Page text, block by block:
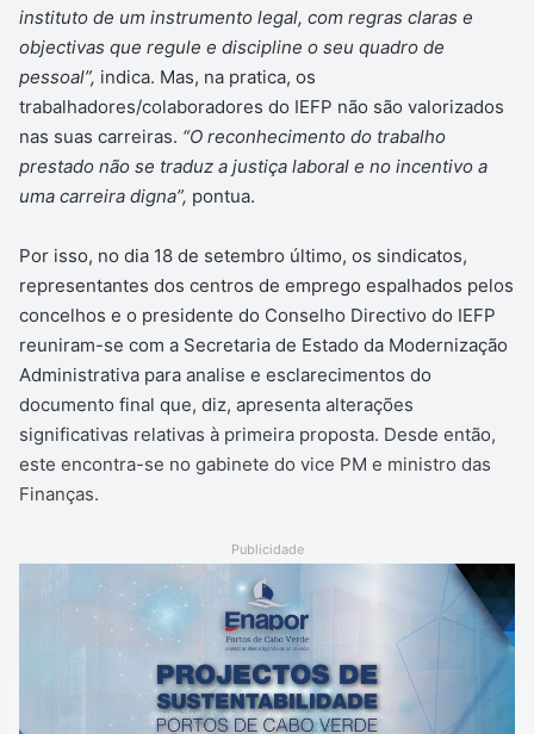
instituto de um instrumento legal, com regras claras e
objectivas que regule e discipline o seu quadro de
pessoal”, indica. Mas, na pratica, os
trabalhadores/colaboradores do IEFP não são valorizados
nas suas carreiras. “O reconhecimento do trabalho
prestado não se traduz a justiça laboral e no incentivo a
uma carreira digna”, pontua.
Por isso, no dia 18 de setembro último, os sindicatos,
representantes dos centros de emprego espalhados pelos
concelhos e o presidente do Conselho Directivo do IEFP
reuniram-se com a Secretaria de Estado da Modernização
Administrativa para analise e esclarecimentos do
documento final que, diz, apresenta alterações
significativas relativas à primeira proposta. Desde então,
este encontra-se no gabinete do vice PM e ministro das
Finanças.
Publicidade